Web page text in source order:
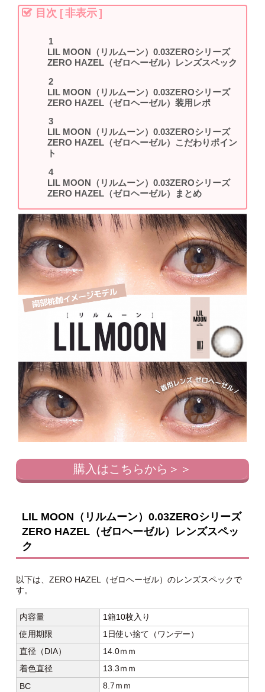
目次 [非表示]
LIL MOON（リルムーン）0.03ZEROシリーズ
ZERO HAZEL（ゼロヘーゼル）レンズスペック
LIL MOON（リルムーン）0.03ZEROシリーズ
ZERO HAZEL（ゼロヘーゼル）装用レポ
LIL MOON（リルムーン）0.03ZEROシリーズ
ZERO HAZEL（ゼロヘーゼル）こだわりポイン
ト
LIL MOON（リルムーン）0.03ZEROシリーズ
ZERO HAZEL（ゼロヘーゼル）まとめ
購入はこちらから＞＞
LIL MOON（リルムーン）0.03ZEROシリーズ
ZERO HAZEL（ゼロヘーゼル）レンズスペッ
ク
以下は、ZERO HAZEL（ゼロヘーゼル）のレンズスペックで
す。
内容量
1箱10枚入り
使用期限
1日使い捨て（ワンデー）
直径（DIA）
14.0ｍｍ
着色直径
13.3ｍｍ
BC
8.7ｍｍ